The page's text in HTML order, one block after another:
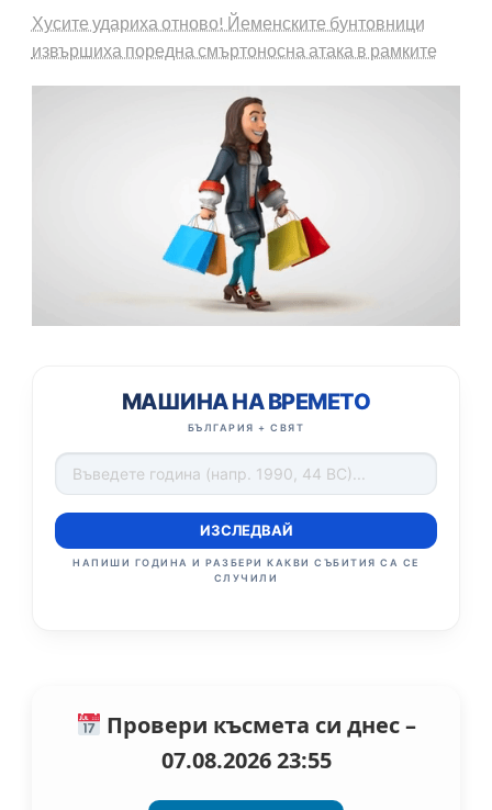
Хусите удариха отново! Йеменските бунтовници
извършиха поредна смъртоносна атака в рамките
МАШИНА НА ВРЕМЕТО
БЪЛГАРИЯ + СВЯТ
ИЗСЛЕДВАЙ
НАПИШИ ГОДИНА И РАЗБЕРИ КАКВИ СЪБИТИЯ СА СЕ
СЛУЧИЛИ
Провери късмета си днес –
07.08.2026 23:55